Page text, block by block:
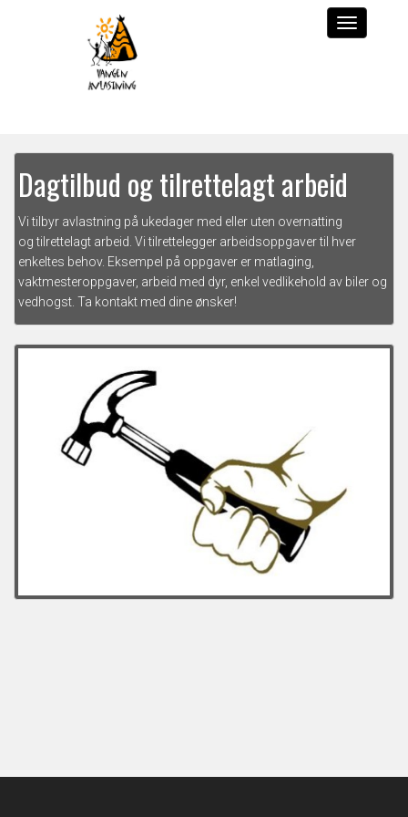
Dagtilbud og tilrettelagt arbeid
Vi tilbyr avlastning på ukedager med eller uten overnatting
og tilrettelagt arbeid. Vi tilrettelegger arbeidsoppgaver til hver
enkeltes behov. Eksempel på oppgaver er matlaging,
vaktmesteroppgaver, arbeid med dyr, enkel vedlikehold av biler og
vedhogst. Ta kontakt med dine ønsker!